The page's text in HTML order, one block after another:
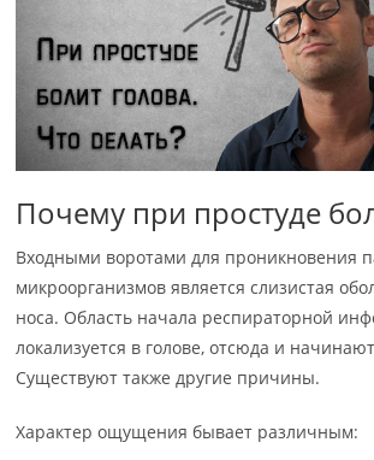
Почему при простуде
Входными воротами для проникновения
микроорганизмов является слизистая
носа. Область начала респираторной
локализуется в голове, отсюда и
Существуют также другие причины.
Характер ощущения бывает различным: